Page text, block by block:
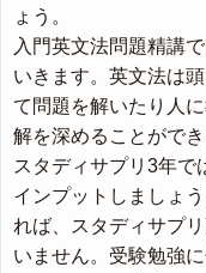
ょう。
入門英文法問題精講
いきます。英文法は
て問題を解いたり人
解を深めることができ
スタディサプリ3年で
インプットしましょ
れば、スタディサプ
いません。受験勉強